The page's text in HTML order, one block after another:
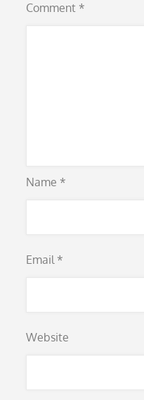
Comment *
Name *
Email *
Website